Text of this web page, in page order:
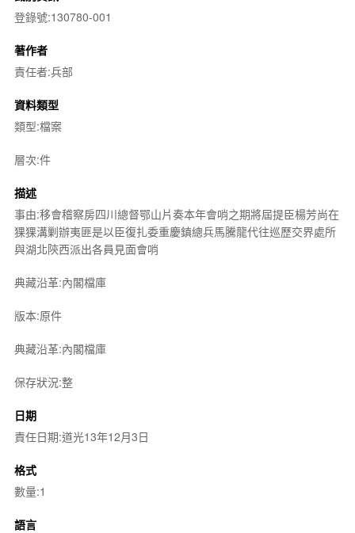
登錄號:130780-001
著作者
責任者:兵部
資料類型
類型:檔案
層次:件
描述
事由:移會稽察房四川總督鄂山片奏本年會哨之期將屆提臣楊芳尚在
猓猓溝剿辦夷匪是以臣復扎委重慶鎮總兵馬騰龍代往巡歷交界處所
與湖北陝西派出各員見面會哨
典藏沿革:內閣檔庫
版本:原件
典藏沿革:內閣檔庫
保存狀況:整
日期
責任日期:道光13年12月3日
格式
數量:1
語言